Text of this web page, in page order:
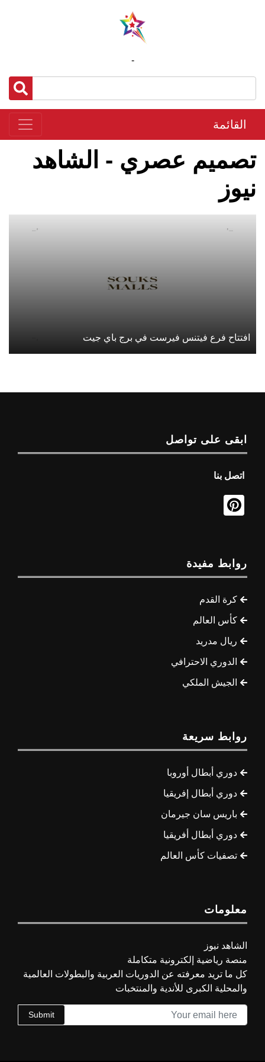
-
القائمة
تصميم عصري - الشاهد
نيوز
افتتاح فرع فيتنس فيرست في برج باي جيت
ابقى على تواصل
اتصل بنا
روابط مفيدة
كرة القدم
كأس العالم
ريال مدريد
الدوري الاحترافي
الجيش الملكي
روابط سريعة
دوري أبطال أوروبا
دوري أبطال إفريقيا
باريس سان جيرمان
دوري أبطال أفريقيا
تصفيات كأس العالم
معلومات
الشاهد نيوز
منصة رياضية إلكترونية متكاملة
كل ما تريد معرفته عن الدوريات العربية والبطولات العالمية
والمحلية الكبرى للأندية والمنتخبات
Submit